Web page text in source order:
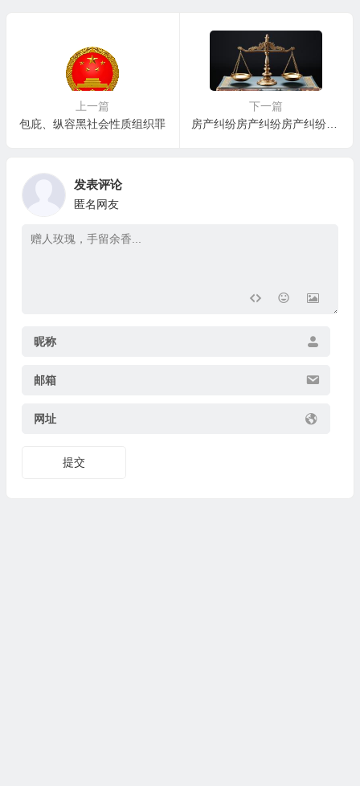
药品及次生犯罪的罪名适用
上一篇
包庇、纵容黑社会性质组织罪
下一篇
房产纠纷房产纠纷房产纠纷房产纠纷
发表评论
匿名网友
昵称
邮箱
网址
提交